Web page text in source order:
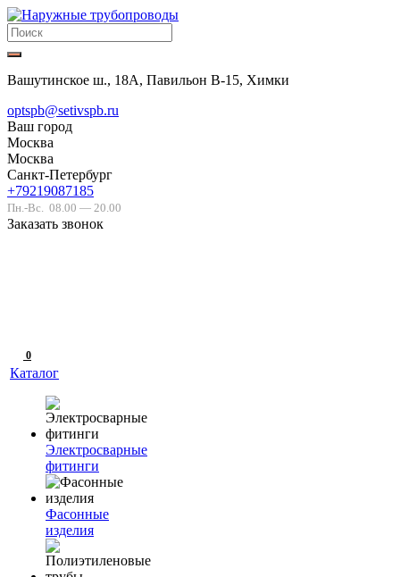
Вашутинское ш., 18А, Павильон В-15, Химки
optspb@setivspb.ru
Ваш город
Москва
Москва
Санкт-Петербург
+79219087185
Пн.-Вс. 08.00 — 20.00
Заказать звонок
0
Каталог
Электросварные
фитинги
Фасонные
изделия